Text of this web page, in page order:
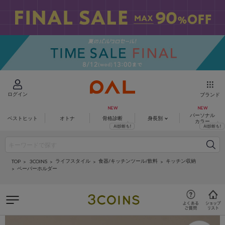
ログイン ブランド
ベストヒット オトナ 骨格診断 身長別
パーソナル
カラー
TOP 3COINS ライフスタイル 食器/キッチンツール/飲料
キッチン収納
ペーパーホルダー